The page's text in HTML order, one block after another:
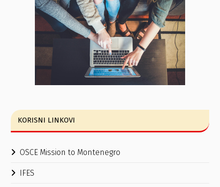
KORISNI LINKOVI
OSCE Mission to Montenegro
IFES